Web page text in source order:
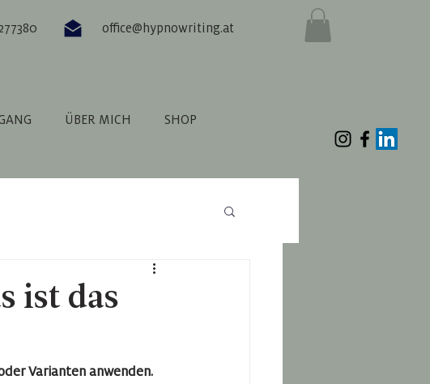
office@hypnowriting.at
ÜBER MICH SHOP
ist das
Varianten anwenden.